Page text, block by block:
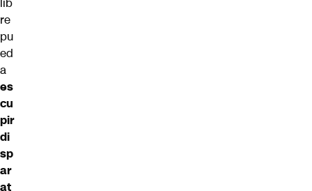
re
pu
ed
a
es
cu
pir
di
sp
ar
at